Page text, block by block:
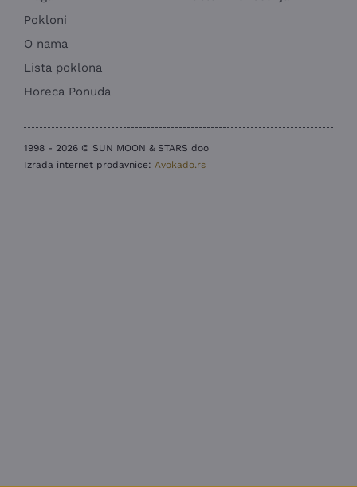
Pokloni
O nama
Lista poklona
Horeca Ponuda
1998 - 2026 © SUN MOON & STARS doo
Izrada internet prodavnice: Avokado.rs